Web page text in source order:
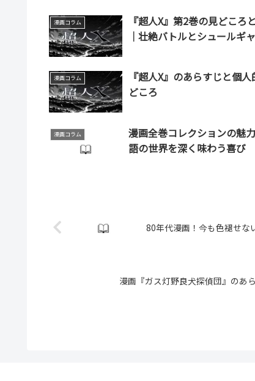
漫画コラム
『超人X』第2巻の見どころ
｜壮絶バトルとシュールギ
漫画コラム
『超人X』のあらすじと個
どころ
漫画コラム
漫画全巻コレクションの魅
語の世界を深く味わう喜び
80年代漫画！今も色褪せな
漫画『ガス灯野良犬探偵団』のあ